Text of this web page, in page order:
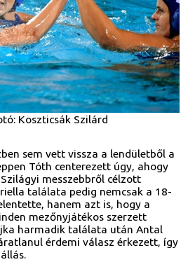
Koszticsák Szilárd
sem vett vissza a lendületből a
Tóth centerezett úgy, ahogy
messzebbről célzott
találata pedig nemcsak a 18-
hanem azt is, hogy a
mezőnyjátékos szerzett
harmadik találata után Antal
érdemi válasz érkezett, így